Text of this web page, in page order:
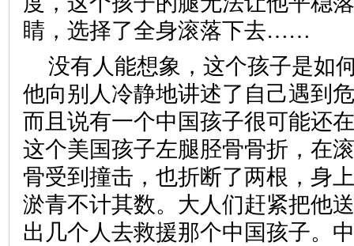
睛，选择了全身滚落下去……
没有人能想象，这个孩子是如
他向别人冷静地讲述了自己遇到
而且说有一个中国孩子很可能还
这个美国孩子左腿胫骨骨折，在
骨受到撞击，也折断了两根，身
淤青不计其数。大人们赶紧把他
出几个人去救援那个中国孩子。